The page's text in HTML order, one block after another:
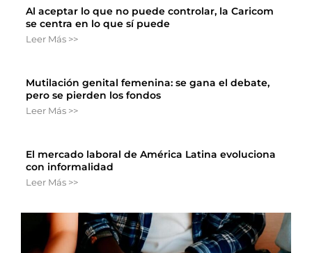
Al aceptar lo que no puede controlar, la Caricom
se centra en lo que sí puede
Leer Más >>
Mutilación genital femenina: se gana el debate,
pero se pierden los fondos
Leer Más >>
El mercado laboral de América Latina evoluciona
con informalidad
Leer Más >>